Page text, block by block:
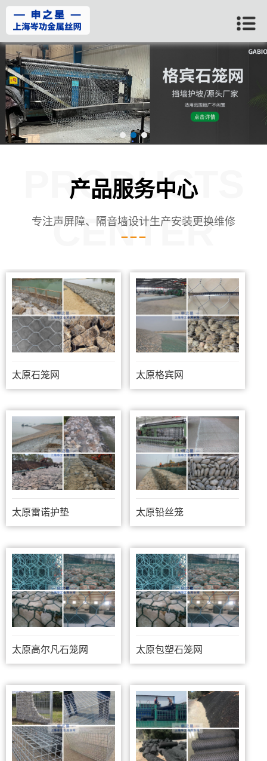
产品服务中心
PRODUCTS
CENTER
专注声屏障、隔音墙设计生产安装更换维修
太原石笼网 太原格宾网
太原雷诺护垫 太原铅丝笼
太原高尔凡石笼网 太原包塑石笼网